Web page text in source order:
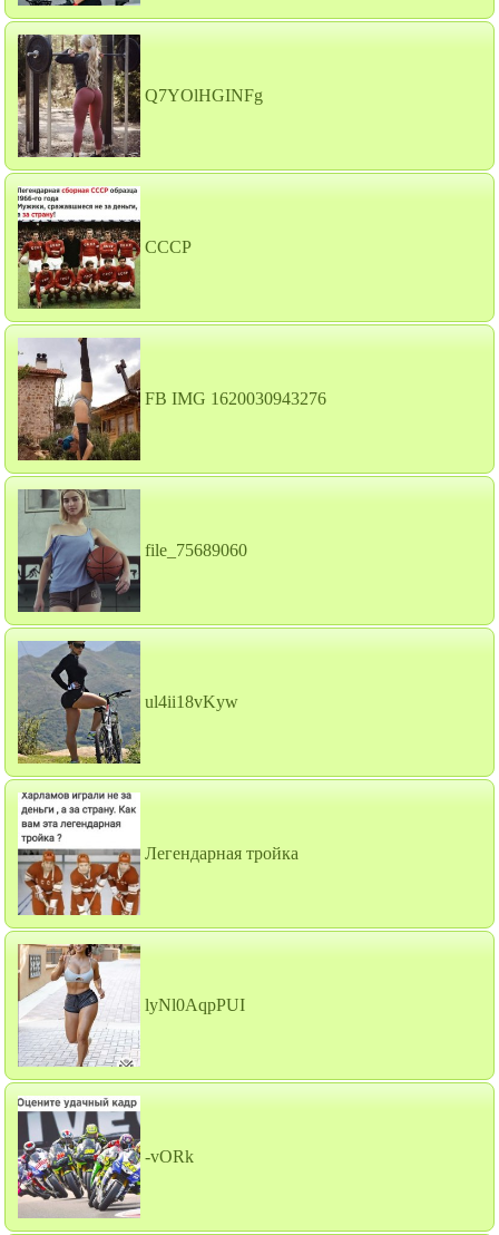
Q7YOlHGINFg
СССР
FB IMG 1620030943276
file_75689060
ul4ii18vKyw
Легендарная тройка
lyNl0AqpPUI
-vORk